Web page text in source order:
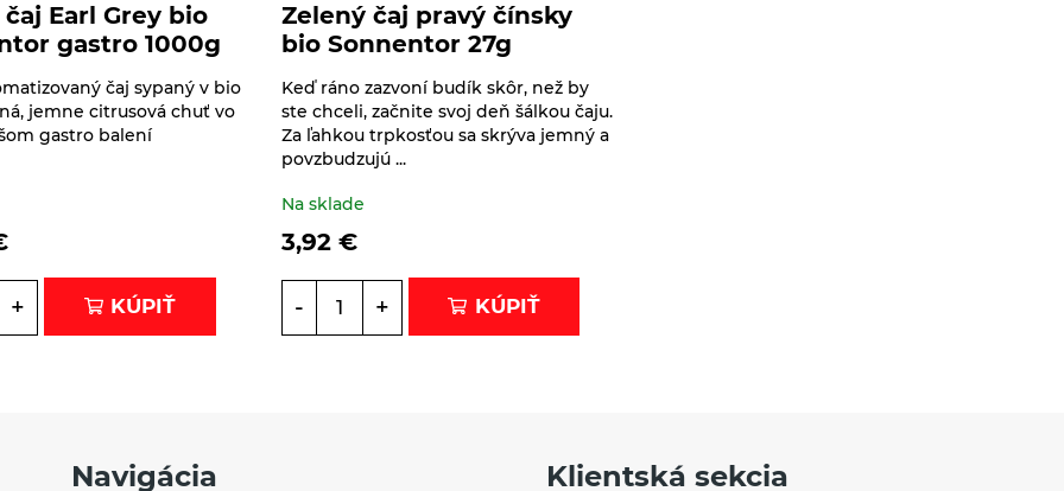
Earl Grey bio
gastro 1000g
čaj sypaný v bio
jemne citrusová chuť vo
gastro balení
+ KÚPIŤ
Zelený čaj pravý čínsky
bio Sonnentor 27g
Keď ráno zazvoní budík skôr, než by
ste chceli, začnite svoj deň šálkou čaju.
Za ľahkou trpkosťou sa skrýva jemný a
povzbudzujú ...
Na sklade
3,92 €
- + KÚPIŤ
Navigácia Klientská sekcia